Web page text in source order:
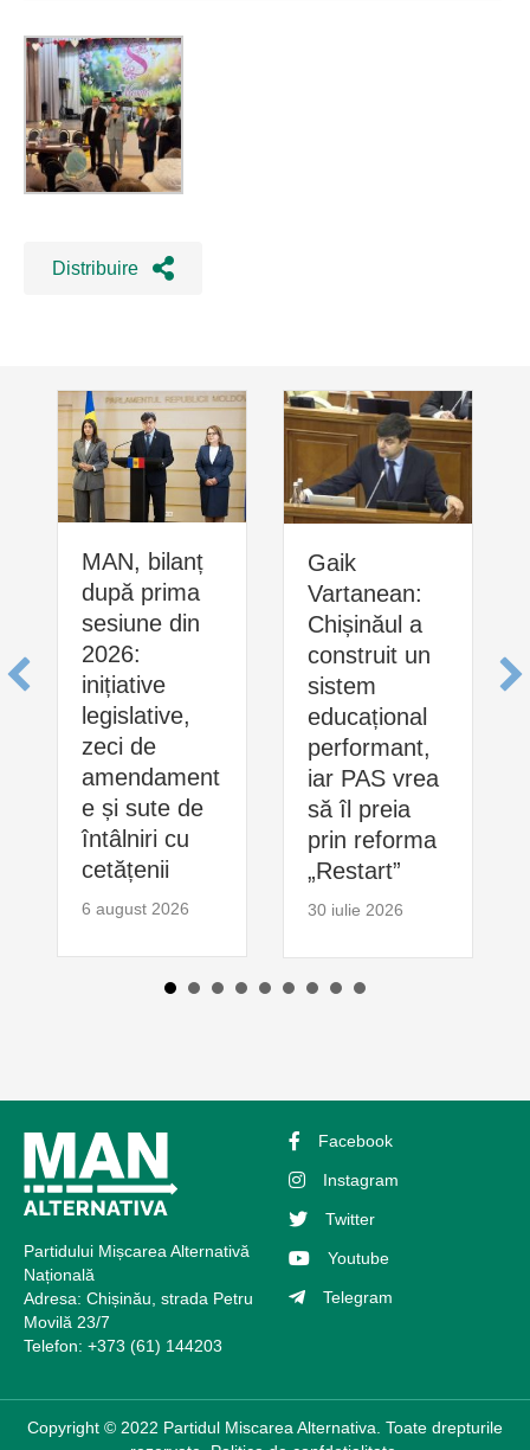
Distribuire
MAN, bilanț
după prima
sesiune din
2026:
inițiative
legislative,
zeci de
amendament
e și sute de
întâlniri cu
cetățenii
6 august 2026
Gaik
Vartanean:
Chișinăul a
construit un
sistem
educațional
performant,
iar PAS vrea
să îl preia
prin reforma
„Restart”
30 iulie 2026
Partidului Mișcarea Alternativă
Națională
Adresa: Chișinău, strada Petru
Movilă 23/7
Telefon: +373 (61) 144203
Facebook
Instagram
Twitter
Youtube
Telegram
Copyright © 2022 Partidul Miscarea Alternativa. Toate drepturile